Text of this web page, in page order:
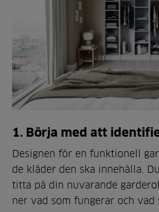
1. Börja med att
Designen för en funktionell
de kläder den ska innehålla.
titta på din nuvarande
ner vad som fungerar och vad